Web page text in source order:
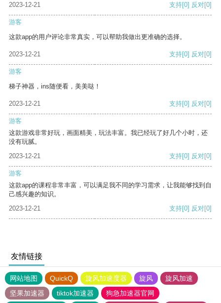
2023-12-21 支持[0] 反对[0]
游客
这款app的用户评论非常真实，可以帮助我做出更准确的选择。
2023-12-21 支持[0] 反对[0]
游客
梯子神器，ins随便看，美美哒！
2023-12-21 支持[0] 反对[0]
游客
这款游戏非常好玩，画面精美，玩法丰富。我已经玩了好几个小时，还
没有玩腻。
2023-12-21
支持[0] 反对[0]
游客
这款app的课程非常丰富，可以满足我不同的学习需求，让我能够找到自
己感兴趣的知识。
2023-12-21
支持[0] 反对[0]
友情链接
网站地图 QuickQ 旋风加速度器 旋风
旋风加速
坚果加速器
tiktok加速器 狗急加速器官网